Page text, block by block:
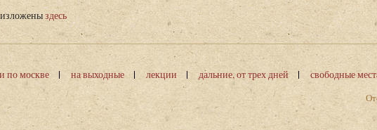
здесь
по москве на выходные лекции дальние, от трех дней
свободные